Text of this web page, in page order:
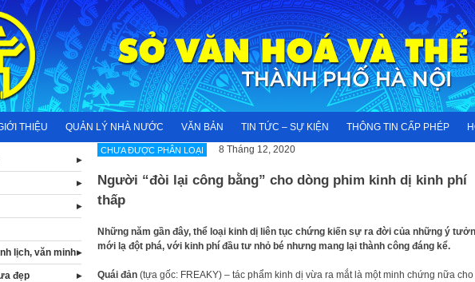
THIỆU QUẢN LÝ NHÀ NƯỚC VĂN BẢN TIN TỨC – SỰ KIỆN THÔNG TIN CẤP PHÉP
CHƯA ĐƯỢC PHÂN LOẠI 8 Tháng 12, 2020
Người “đòi lại công bằng” cho dòng phim kinh dị kinh phí
thấp
Những năm gần đây, thể loại kinh dị liên tục chứng kiến sự ra đời của những ý
mới lạ đột phá, với kinh phí đầu tư nhỏ bé nhưng mang lại thành công đáng kể.
Quái đản(tựa gốc: FREAKY) – tác phẩm kinh dị vừa ra mắt là một minh chứng nữa
lịch, văn minh
đẹp